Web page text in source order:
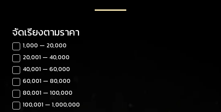
จัดเรียงตามราคา
1,000 — 20,000
20,001 — 40,000
40,001 — 60,000
60,001 — 80,000
80,001 — 100,000
100,001 — 1,000,000